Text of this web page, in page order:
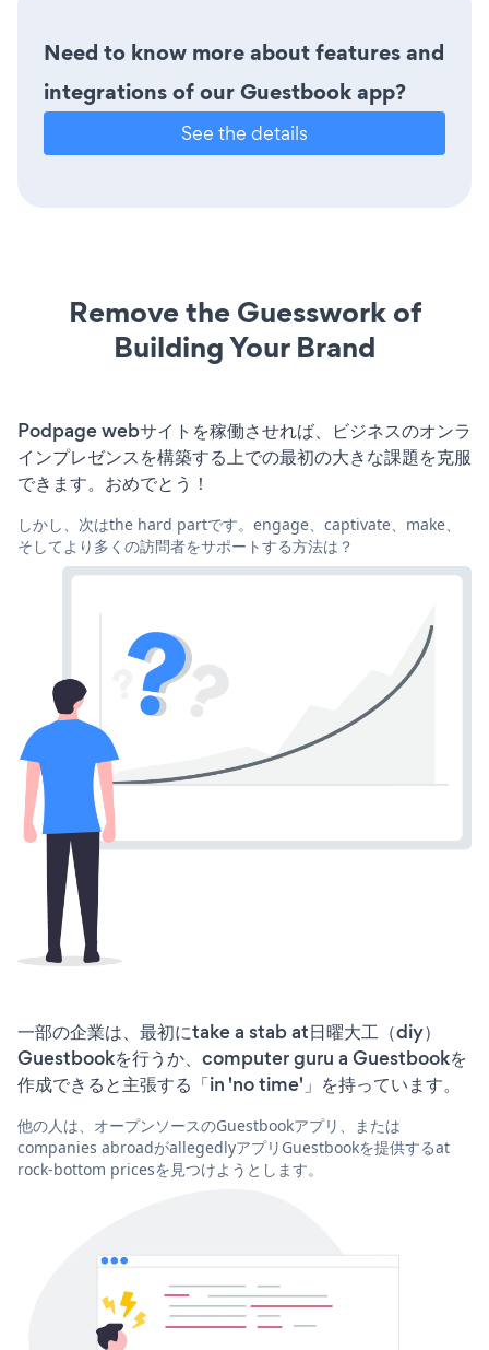
Need to know more about features and
integrations of our Guestbook app?
See the details
Remove the Guesswork of
Building Your Brand
Podpage webサイトを稼働させれば、ビジネスのオンラ
インプレゼンスを構築する上での最初の大きな課題を克服
できます。おめでとう！
しかし、次はthe hard partです。engage、captivate、make、
そしてより多くの訪問者をサポートする方法は？
一部の企業は、最初にtake a stab at日曜大工（diy）
Guestbookを行うか、computer guru a Guestbookを
作成できると主張する「in 'no time'」を持っています。
他の人は、オープンソースのGuestbookアプリ、または
companies abroadがallegedlyアプリGuestbookを提供するat
rock-bottom pricesを見つけようとします。